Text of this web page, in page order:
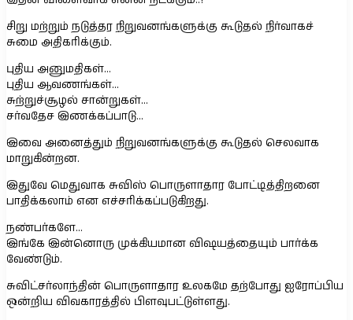
சிறு மற்றும் நடுத்தர நிறுவனங்களுக்கு கூடுதல் நிர்வாகச்
சுமை அதிகரிக்கும்.
புதிய அனுமதிகள்…
புதிய ஆவணங்கள்…
சுற்றுச்சூழல் சான்றுகள்…
சர்வதேச இணக்கப்பாடு…
இவை அனைத்தும் நிறுவனங்களுக்கு கூடுதல் செலவாக
மாறுகின்றன.
இதுவே மெதுவாக சுவிஸ் பொருளாதார போட்டித்திறனை
பாதிக்கலாம் என எச்சரிக்கப்படுகிறது.
நண்பர்களே…
இங்கே இன்னொரு முக்கியமான விஷயத்தையும் பார்க்க
வேண்டும்.
சுவிட்சர்லாந்தின் பொருளாதார உலகமே தற்போது ஐரோப்பிய
ஒன்றிய விவகாரத்தில் பிளவுபட்டுள்ளது.